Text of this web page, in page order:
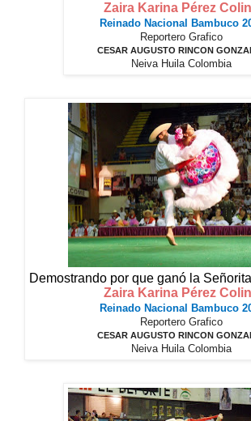
Zaira Karina Pérez
Reinado Nacional Bambuco
Reportero Grafico
CESAR AUGUSTO RINCON
Neiva Huila Colombia
Demostrando por que ganó la
Zaira Karina Pérez
Reinado Nacional Bambuco
Reportero Grafico
CESAR AUGUSTO RINCON
Neiva Huila Colombia